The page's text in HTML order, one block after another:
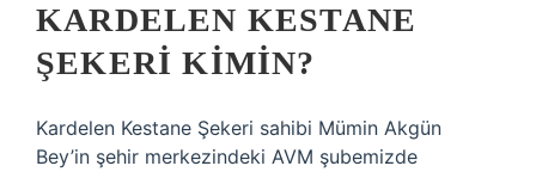
KARDELEN KESTANE
ŞEKERI KIMIN?
Kardelen Kestane Şekeri sahibi Mümin Akgün
Bey’in şehir merkezindeki AVM şubemizde